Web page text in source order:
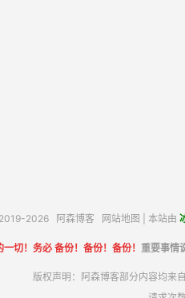
2026 阿森博客 网站地图 | 本站由
切！务必 备份！备份！备份！ 重要事情
版权声明：阿森博客部分内容均来